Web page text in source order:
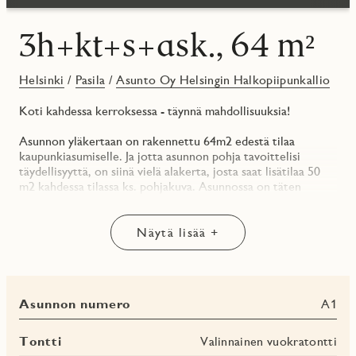
3h+kt+s+ask., 64 m²
Helsinki / Pasila /Asunto Oy Helsingin Halkopiipunkallio
Koti kahdessa kerroksessa - täynnä mahdollisuuksia!
Asunnon yläkertaan on rakennettu 64m2 edestä tilaa
kaupunkiasumiselle. Ja jotta asunnon pohja tavoittelisi
täydellisyyttä, on siinä vielä alakerta, josta saat lisätilaa 50
m2 kahdessa tilassa ks. pohjakuva. Asunnossa on täten
m2 lisätilaa alakerrassa. Alakerran ”sviitissä” on oma
sisäänkäynti ja wc-tila. Asunnon lasitettu parveke on
sisäpihalle (kaakkoon). Olohuone-ruokailutila koilliseen ja
ajattomuutta ks. kuvat pintamateriaaleista.
* Keittotilaan valikoitui herkkä ja ajaton Cashmere Matt ja
Näytä lisää +
Asunnon numero A1
Tontti Valinnainen vuokratontti